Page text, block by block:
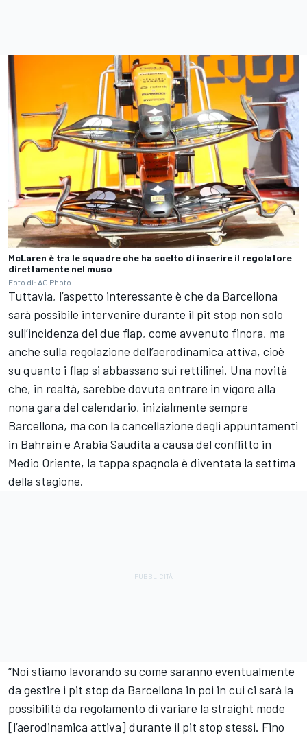
McLaren è tra le squadre che ha scelto di inserire il regolatore
direttamente nel muso
Foto di: AG Photo
Tuttavia, l’aspetto interessante è che da Barcellona
sarà possibile intervenire durante il pit stop non solo
sull’incidenza dei due flap, come avvenuto finora, ma
anche sulla regolazione dell’aerodinamica attiva, cioè
su quanto i flap si abbassano sui rettilinei. Una novità
che, in realtà, sarebbe dovuta entrare in vigore alla
nona gara del calendario, inizialmente sempre
Barcellona, ma con la cancellazione degli appuntamenti
in Bahrain e Arabia Saudita a causa del conflitto in
Medio Oriente, la tappa spagnola è diventata la settima
della stagione.
“Noi stiamo lavorando su come saranno eventualmente
da gestire i pit stop da Barcellona in poi in cui ci sarà la
possibilità da regolamento di variare la straight mode
[l’aerodinamica attiva] durante il pit stop stessi. Fino